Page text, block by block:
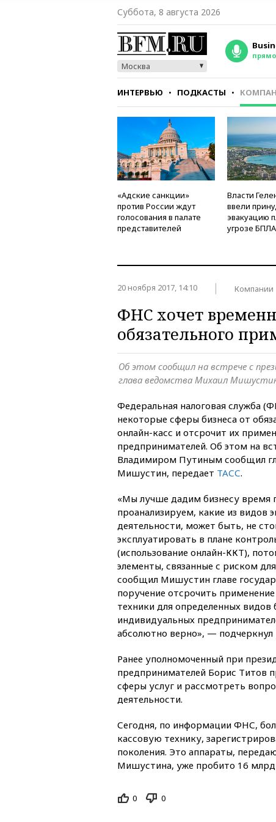
Суббота, 8 августа 2026
Москва
ИНТЕРВЬЮ ПОДКАСТЫ
СТИЛЬ ТЕСТЫ
«Адские санкции»
против России ждут
голосования в палате
представителей
Власти
ввели
эвакуацию
угрозе БПЛА
20 ноября 2017, 14:10 Компании
ФНС хочет
обязательного
Об этом сообщил на встрече с
глава ведомства Михаил
Федеральная налоговая служба
некоторые сферы бизнеса от
онлайн-касс и отсрочит их
предпринимателей. Об этом на
Владимиром Путиным сообщил
Мишустин, передает ТАСС.
«Мы лучше дадим бизнесу время
проанализируем, какие из видов
деятельности, может быть, не
эксплуатировать в плане
(использование онлайн-ККТ),
элементы, связанные с риском
сообщил Мишустин главе
поручение отсрочить
техники для определенных видов
индивидуальных
абсолютно верно», —
Ранее уполномоченный при
предпринимателей Борис Титов
сферы услуг и рассмотреть
деятельности.
Сегодня, по информации ФНС,
кассовую технику,
поколения. Это аппараты,
Мишустина, уже пробито 16
0 0